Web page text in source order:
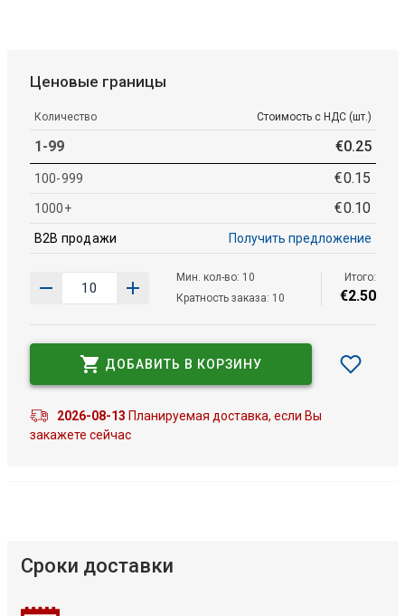
Ценовые границы
Количество Стоимость с НДС (шт.)
1-99 €0.25
100-999 €0.15
1000+ €0.10
B2B продажи Получить предложение
Мин. кол-во: 10
Кратность заказа: 10
Итого:
€2.50
ДОБАВИТЬ В КОРЗИНУ
2026-08-13 Планируемая доставка, если Вы
закажете сейчас
Сроки доставки